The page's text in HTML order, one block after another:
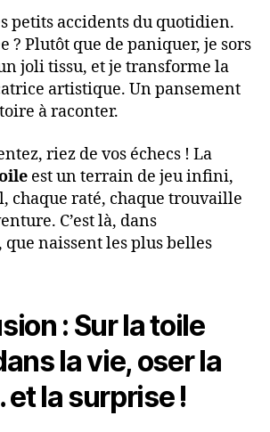
petits accidents du quotidien.
? Plutôt que de paniquer, je sors
joli tissu, et je transforme la
artistique. Un pansement
à raconter.
riez de vos échecs ! La
est un terrain de jeu infini,
chaque raté, chaque trouvaille
C’est là, dans
naissent les plus belles
: Sur la toile
la vie, oser la
la surprise !